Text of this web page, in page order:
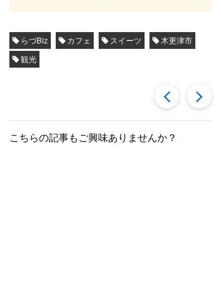
らづBiz カフェ スイーツ
木更津市
観光
過
去
こちらの記事もご興味ありませんか？